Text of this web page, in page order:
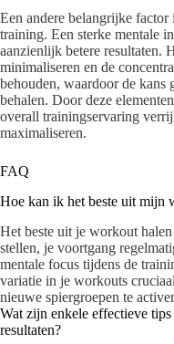
Een andere belangrijke factor
training. Een sterke mentale
aanzienlijk betere resultaten.
minimaliseren en de
behouden, waardoor de kans
behalen. Door deze
overall trainingservaring
maximaliseren.
FAQ
Hoe kan ik het beste uit mijn
Het beste uit je workout
stellen, je voortgang
mentale focus tijdens de
variatie in je workouts
nieuwe spiergroepen te
Wat zijn enkele effectieve
resultaten?